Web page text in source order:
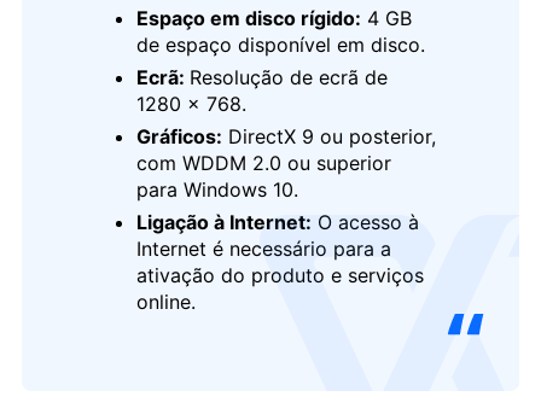
Espaço em disco rígido: 4 GB
de espaço disponível em disco.
Ecrã: Resolução de ecrã de
1280 x 768.
Gráficos: DirectX 9 ou posterior,
com WDDM 2.0 ou superior
para Windows 10.
Ligação à Internet: O acesso à
Internet é necessário para a
ativação do produto e serviços
online.
logo